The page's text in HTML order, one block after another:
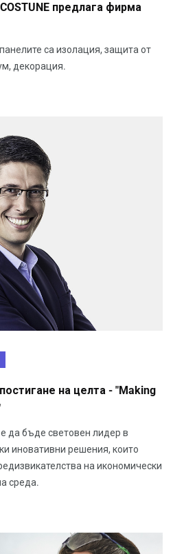
предлага фирма
са изолация, защита от
декорация.
на целта - "Making
да бъде световен лидер в
иновативни решения, които
на икономически
среда.